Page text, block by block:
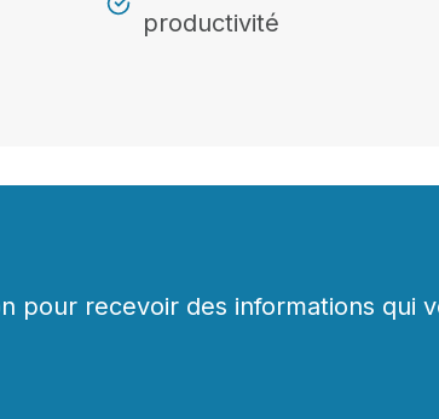
productivité
pour recevoir des informations qui